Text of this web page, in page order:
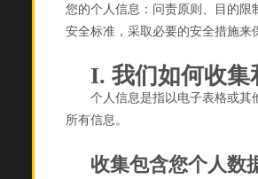
您的个人信息：问责原则、目的限
安全标准，采取必要的安全措施来
I. 我们如何收集
个人信息是指以电子表格或其
所有信息。
收集包含您个人数